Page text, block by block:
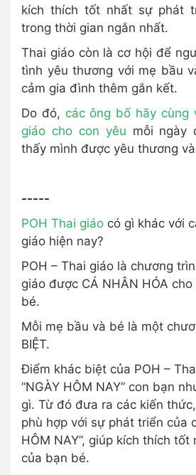
kích thích tốt nhất sự phát
trong thời gian ngắn nhất.
Thai giáo còn là cơ hội để
tình yêu thương với mẹ bầu
cảm gia đình thêm gắn kết.
Do đó, các ông bố hãy cùng
giáo cho con yêu mỗi ngày
thấy mình được yêu thương
-----
POH Thai giáo có gì khác với
giáo hiện nay?
POH – Thai giáo là chương
giáo được CÁ NHÂN HÓA
bé.
Mỗi mẹ bầu và bé là một
BIỆT.
Điểm khác biệt của POH –
“NGÀY HÔM NAY” con bạn
gì. Từ đó đưa ra các kiến
phù hợp với sự phát triển của
HÔM NAY”, giúp kích thích
của bạn bé.